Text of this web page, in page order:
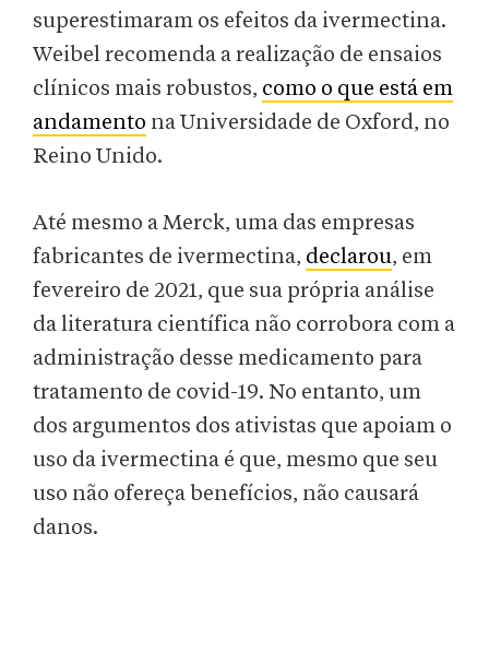
superestimaram os efeitos da ivermectina.
Weibel recomenda a realização de ensaios
clínicos mais robustos, como o que está em
andamento na Universidade de Oxford, no
Reino Unido.
Até mesmo a Merck, uma das empresas
fabricantes de ivermectina, declarou, em
fevereiro de 2021, que sua própria análise
da literatura científica não corrobora com a
administração desse medicamento para
tratamento de covid-19. No entanto, um
dos argumentos dos ativistas que apoiam o
uso da ivermectina é que, mesmo que seu
uso não ofereça benefícios, não causará
danos.